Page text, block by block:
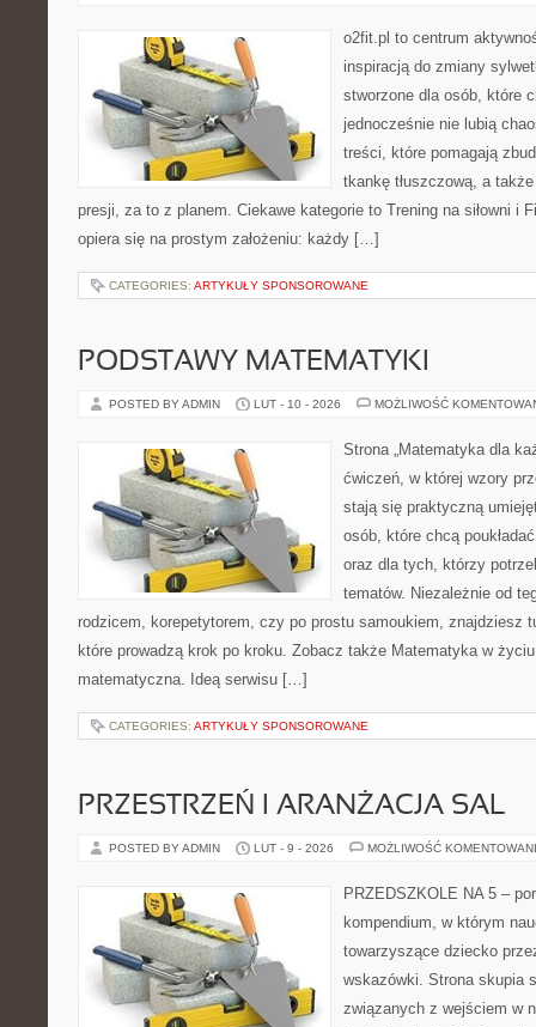
o2fit.pl to centrum
inspiracją do zmiany
stworzone dla osób, które
jednocześnie nie lubią
treści, które pomagają
tkankę tłuszczową, a
presji, za to z planem. Ciekawe kategorie to Trening na siłowni i
opiera się na prostym założeniu: każdy […]
CATEGORIES: ARTYKUŁY SPONSOROWANE
PODSTAWY MATEMATYKI
POSTED BY ADMIN LUT - 10 - 2026 MOŻLIWOŚĆ
Strona „Matematyka dla
ćwiczeń, w której wzory
stają się praktyczną
osób, które chcą
oraz dla tych, którzy
tematów. Niezależnie od
rodzicem, korepetytorem, czy po prostu samoukiem, znajdziesz
które prowadzą krok po kroku. Zobacz także Matematyka w
matematyczna. Ideą serwisu […]
CATEGORIES: ARTYKUŁY SPONSOROWANE
PRZESTRZEŃ I ARANŻACJA SAL
POSTED BY ADMIN LUT - 9 - 2026 MOŻLIWOŚĆ
PRZEDSZKOLE NA 5 –
kompendium, w którym
towarzyszące dziecko
wskazówki. Strona skupia
związanych z wejściem w